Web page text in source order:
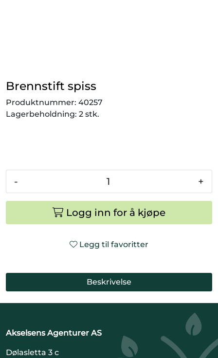
Brennstift spiss
Produktnummer: 40257
Lagerbeholdning: 2 stk.
- +
Logg inn for å kjøpe
Legg til favoritter
Beskrivelse
Akselsens Agenturer AS
Dølasletta 3 c
Vetnordic
Gammalt nytt